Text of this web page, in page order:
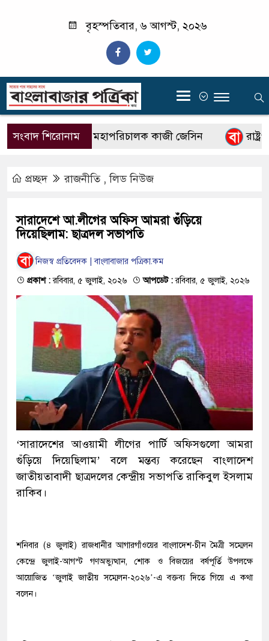
বৃহস্পতিবার, ৬ আগস্ট, ২০২৬
‍
সংবাদ শিরোনাম
বিটিভির নতুন মহাপরিচালক কাজী জেসিন
প্রচ্ছদ রাজনীতি,লিড নিউজ
সারাদেশে আ.লীগের অফিস আমরা গুঁড়িয়ে
দিয়েছিলাম: ছাত্রদল সভাপতি
নিজস্ব প্রতিবেদক | বাংলাবাজার পত্রিকা.কম
প্রকাশ :রবিবার, ৫ জুলাই, ২০২৬ আপডেট :রবিবার, ৫ জুলাই, ২০২৬
‘সারাদেশের আওয়ামী লীগের পার্টি অফিসগুলো আমরা
গুঁড়িয়ে দিয়েছিলাম’ বলে মন্তব্য করেছেন বাংলাদেশ
জাতীয়তাবাদী ছাত্রদলের কেন্দ্রীয় সভাপতি রাকিবুল ইসলাম
রাকিব।
শনিবার (৪ জুলাই) রাজধানীর আগারগাঁওয়ের বাংলাদেশ-চীন মৈত্রী সম্মেলন
কেন্দ্রে জুলাই-আগস্ট গণঅভ্যুত্থান, শোক ও বিজয়ের বর্ষপূর্তি উপলক্ষে
আয়োজিত ‘জুলাই জাতীয় সম্মেলন-২০২৬’-এ বক্তব্য দিতে গিয়ে এ কথা
বলেন।